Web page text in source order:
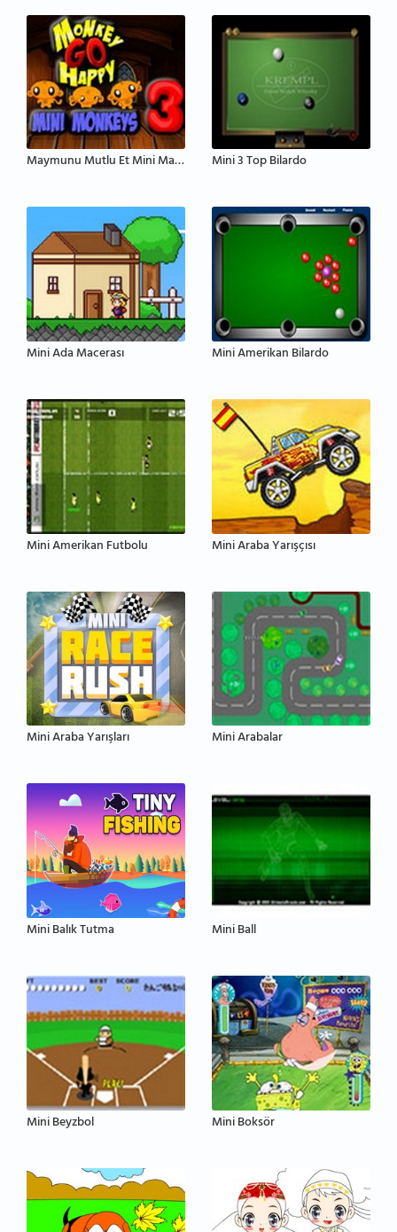
Maymunu Mutlu Et Mini Maymunlar 3 Mini 3 Top Bilardo
Mini Ada Macerası Mini Amerikan Bilardo
Mini Amerikan Futbolu Mini Araba Yarışçısı
Mini Araba Yarışları Mini Arabalar
Mini Balık Tutma Mini Ball
Mini Beyzbol Mini Boksör